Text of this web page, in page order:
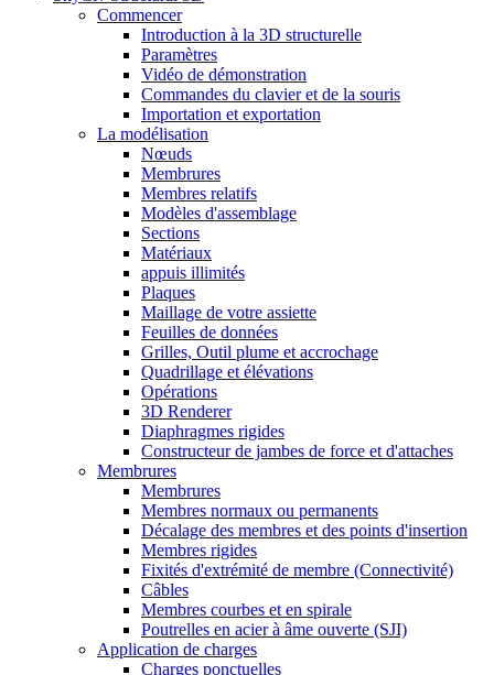
Commencer
Introduction à la 3D structurelle
Paramètres
Vidéo de démonstration
Commandes du clavier et de la souris
Importation et exportation
La modélisation
Nœuds
Membrures
Membres relatifs
Modèles d'assemblage
Sections
Matériaux
appuis illimités
Plaques
Maillage de votre assiette
Feuilles de données
Grilles, Outil plume et accrochage
Quadrillage et élévations
Opérations
3D Renderer
Diaphragmes rigides
Constructeur de jambes de force et d'attaches
Membrures
Membrures
Membres normaux ou permanents
Décalage des membres et des points d'insertion
Membres rigides
Fixités d'extrémité de membre (Connectivité)
Câbles
Membres courbes et en spirale
Poutrelles en acier à âme ouverte (SJI)
Application de charges
Charges ponctuelles